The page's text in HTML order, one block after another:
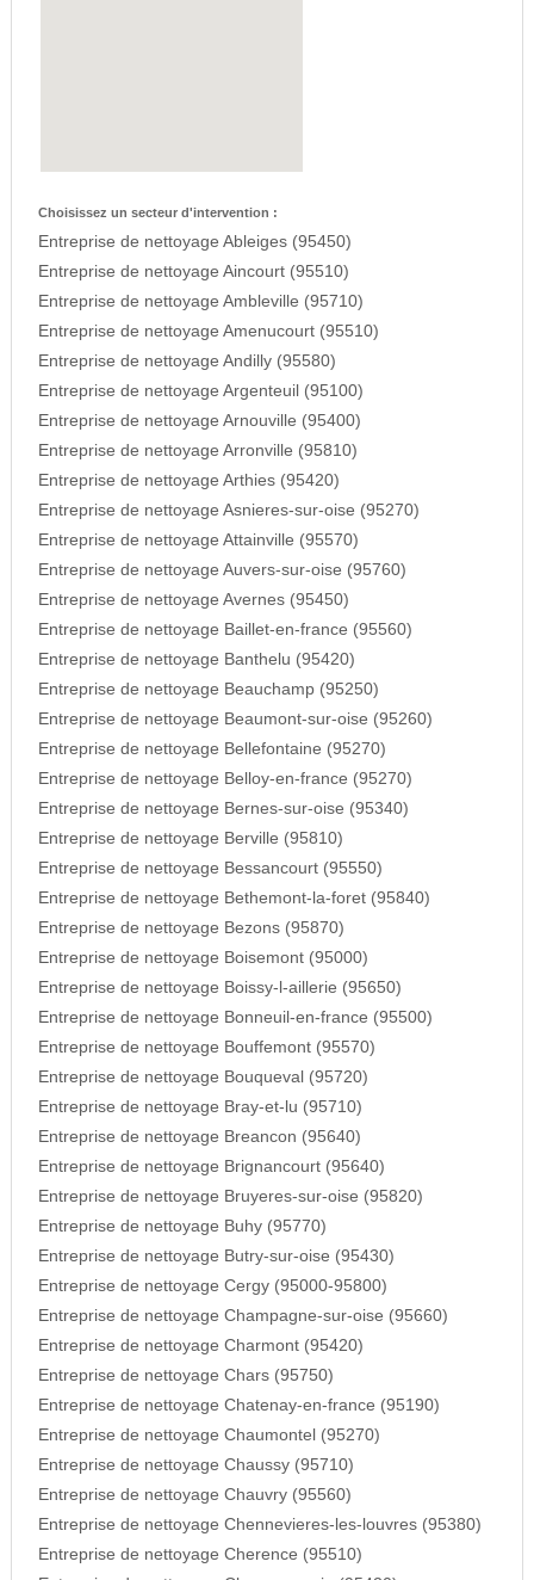
Choisissez un secteur d'intervention :
Entreprise de nettoyage Ableiges (95450)
Entreprise de nettoyage Aincourt (95510)
Entreprise de nettoyage Ambleville (95710)
Entreprise de nettoyage Amenucourt (95510)
Entreprise de nettoyage Andilly (95580)
Entreprise de nettoyage Argenteuil (95100)
Entreprise de nettoyage Arnouville (95400)
Entreprise de nettoyage Arronville (95810)
Entreprise de nettoyage Arthies (95420)
Entreprise de nettoyage Asnieres-sur-oise (95270)
Entreprise de nettoyage Attainville (95570)
Entreprise de nettoyage Auvers-sur-oise (95760)
Entreprise de nettoyage Avernes (95450)
Entreprise de nettoyage Baillet-en-france (95560)
Entreprise de nettoyage Banthelu (95420)
Entreprise de nettoyage Beauchamp (95250)
Entreprise de nettoyage Beaumont-sur-oise (95260)
Entreprise de nettoyage Bellefontaine (95270)
Entreprise de nettoyage Belloy-en-france (95270)
Entreprise de nettoyage Bernes-sur-oise (95340)
Entreprise de nettoyage Berville (95810)
Entreprise de nettoyage Bessancourt (95550)
Entreprise de nettoyage Bethemont-la-foret (95840)
Entreprise de nettoyage Bezons (95870)
Entreprise de nettoyage Boisemont (95000)
Entreprise de nettoyage Boissy-l-aillerie (95650)
Entreprise de nettoyage Bonneuil-en-france (95500)
Entreprise de nettoyage Bouffemont (95570)
Entreprise de nettoyage Bouqueval (95720)
Entreprise de nettoyage Bray-et-lu (95710)
Entreprise de nettoyage Breancon (95640)
Entreprise de nettoyage Brignancourt (95640)
Entreprise de nettoyage Bruyeres-sur-oise (95820)
Entreprise de nettoyage Buhy (95770)
Entreprise de nettoyage Butry-sur-oise (95430)
Entreprise de nettoyage Cergy (95000-95800)
Entreprise de nettoyage Champagne-sur-oise (95660)
Entreprise de nettoyage Charmont (95420)
Entreprise de nettoyage Chars (95750)
Entreprise de nettoyage Chatenay-en-france (95190)
Entreprise de nettoyage Chaumontel (95270)
Entreprise de nettoyage Chaussy (95710)
Entreprise de nettoyage Chauvry (95560)
Entreprise de nettoyage Chennevieres-les-louvres (95380)
Entreprise de nettoyage Cherence (95510)